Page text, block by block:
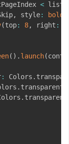
< list
, style:
(top: 8, right :
( ) . launch(
: Colors .
. transparent
. transparent